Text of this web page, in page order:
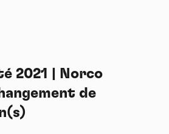
2021 | Norco
de